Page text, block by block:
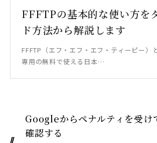
FFFTPの基本的な使い方を
ド方法から解説します
FFFTP（エフ・エフ・エフ・ティーピー）
専用の無料で使える日本…
Googleからペナルティを受け
確認する